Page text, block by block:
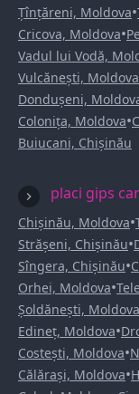
Țînțăreni, Moldova•
Cricova, Moldova•
Vadul lui Vodă,
Vulcănești, Moldova
Dondușeni,
Colonița, Moldova•
Buiucani, Chișinău
placi gips
Chișinău, Moldova•
Strășeni, Chișinău•
Sîngera, Chișinău•
Orhei, Moldova•
Șoldănești, Moldova
Edineț, Moldova•
Costești, Moldova•
Călărași, Moldova•